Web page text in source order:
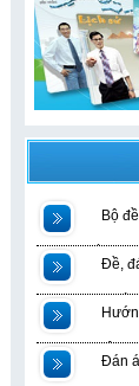
Bộ
trường
Đề,
2019 bài
nghiệm
Đán